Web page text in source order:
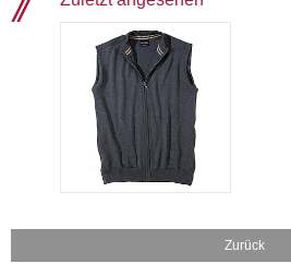
Zurück